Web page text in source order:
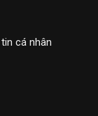
cá nhân